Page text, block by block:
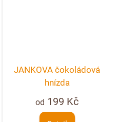
JANKOVA čokoládová
hnízda
od 199 Kč